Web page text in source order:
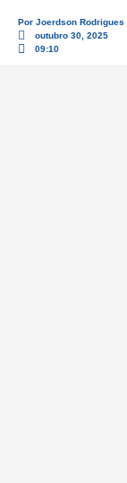
Por Joerdson Rodrigues
outubro 30, 2025
09:10